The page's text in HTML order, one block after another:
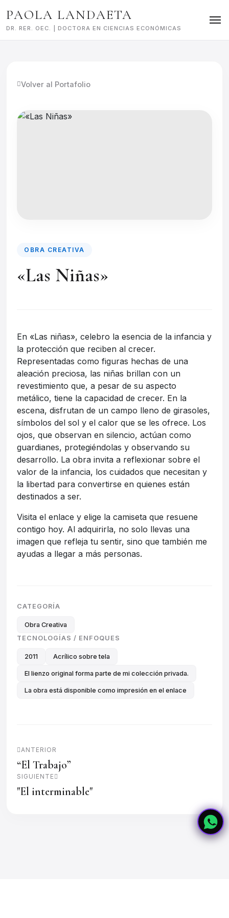
to
content
PAOLA LANDAETA
DR. RER. OEC. | DOCTORA EN CIENCIAS ECONÓMICAS
Volver al Portafolio
OBRA CREATIVA
«Las Niñas»
En «Las niñas», celebro la esencia de la infancia y
la protección que reciben al crecer.
Representadas como figuras hechas de una
aleación preciosa, las niñas brillan con un
revestimiento que, a pesar de su aspecto
metálico, tiene la capacidad de crecer. En la
escena, disfrutan de un campo lleno de girasoles,
símbolos del sol y el calor que se les ofrece. Los
ojos, que observan en silencio, actúan como
guardianes, protegiéndolas y observando su
desarrollo. La obra invita a reflexionar sobre el
valor de la infancia, los cuidados que necesitan y
la libertad para convertirse en quienes están
destinados a ser.
Visita el enlace y elige la camiseta que resuene
contigo hoy. Al adquirirla, no solo llevas una
imagen que refleja tu sentir, sino que también me
ayudas a llegar a más personas.
CATEGORÍA
Obra Creativa
TECNOLOGÍAS / ENFOQUES
2011 Acrílico sobre tela
El lienzo original forma parte de mi colección privada.
La obra está disponible como impresión en el enlace
ANTERIOR
“El Trabajo”
SIGUIENTE
"El interminable"